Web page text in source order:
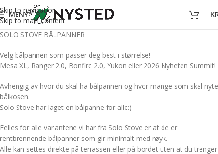
Skip to navigation
Skip to main content
MENY
SOLO STOVE BÅLPANNER
Velg bålpannen som passer deg best i størrelse!
Mesa XL, Ranger 2.0, Bonfire 2.0, Yukon eller 2026 Nyheten Summit!
Avhengig av hvor du skal ha bålpannen og hvor mange som skal nyte
bålkosen.
Solo Stove har laget en bålpanne for alle:)
Felles for alle variantene vi har fra Solo Stove er at de er
rentbrennende bålpanner som gir minimalt med røyk.
Alle kan settes direkte på terrassen eller på bordet uten at du trenger